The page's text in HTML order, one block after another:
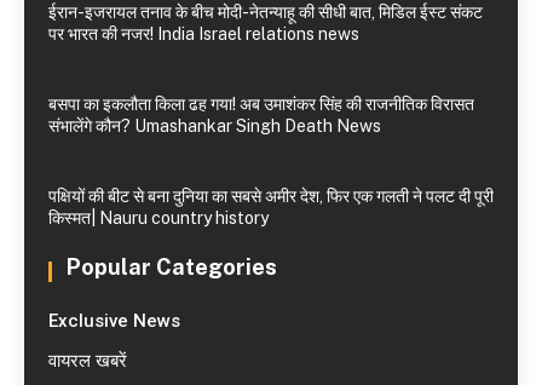
ईरान-इजरायल तनाव के बीच मोदी-नेतन्याहू की सीधी बात, मिडिल ईस्ट संकट
पर भारत की नजर! India Israel relations news
बसपा का इकलौता किला ढह गया! अब उमाशंकर सिंह की राजनीतिक विरासत
संभालेंगे कौन? Umashankar Singh Death News
पक्षियों की बीट से बना दुनिया का सबसे अमीर देश, फिर एक गलती ने पलट दी पूरी
किस्मत| Nauru country history
Popular Categories
Exclusive News
वायरल खबरें